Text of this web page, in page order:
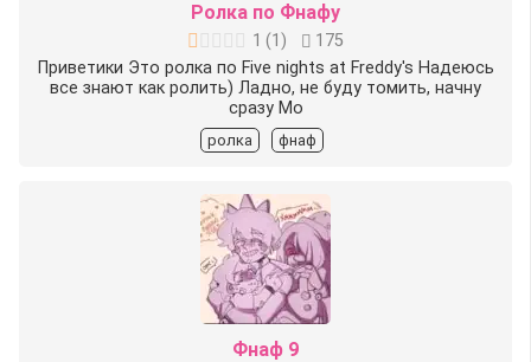
Ролка по Фнафу
1 (1 )
175
Приветики Это ролка по Five nights at Freddy's Надеюсь
все знают как ролить) Ладно, не буду томить, начну
сразу Мо
ролка фнаф
Фнаф 9